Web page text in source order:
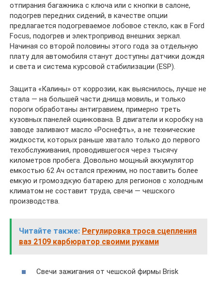
отпирания багажника с ключа или с кнопки в салоне,
подогрев передних сидений, в качестве опции
предлагается подогреваемое лобовое стекло, как в Ford
Focus, подогрев и электропривод внешних зеркал.
Начиная со второй половины этого года за отдельную
плату для автомобиля станут доступны датчики дождя
и света и система курсовой стабилизации (ESP).
Защита «Калины» от коррозии, как выяснилось, лучше не
стала — на большей части днища мовиль, и только
пороги обработаны антигравием, примерно треть
кузовных панелей оцинкована. В двигатели и коробку на
заводе заливают масло «Роснефть», а не технические
жидкости, которых раньше хватало только до первого
техобслуживания, проводившегося через тысячу
километров пробега. Довольно мощный аккумулятор
емкостью 62 Ач остался прежним, но поставить более
емкую и громоздкую батарею для регионов с холодным
климатом не составит труда, свечи — чешского
производства.
Читайте также: Регулировка троса сцепления
ваз 2109 карбюратор своими руками
Свечи зажигания от чешской фирмы Brisk